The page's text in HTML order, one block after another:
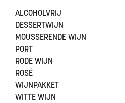
ALCOHOLVRIJ
DESSERTWIJN
MOUSSERENDE WIJN
PORT
RODE WIJN
ROSÉ
WIJNPAKKET
WITTE WIJN